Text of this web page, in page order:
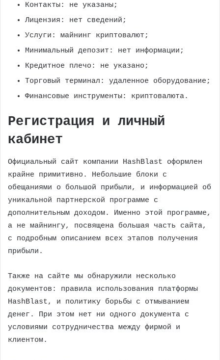
Контакты: не указаны;
Лицензия: нет сведений;
Услуги: майнинг криптовалют;
Минимальный депозит: нет информации;
Кредитное плечо: не указано;
Торговый терминал: удаленное оборудование;
Финансовые инструменты: криптовалюта.
Регистрация и личный
кабинет
Официальный сайт компании HashBlast оформлен
крайне примитивно. Небольшие блоки с
обещаниями о большой прибыли, и информацией об
уникальной партнерской программе с
дополнительным доходом. Именно этой программе,
а не майнингу, посвящена большая часть сайта,
с подробным описанием всех этапов получения
прибыли.
Также на сайте мы обнаружили несколько
документов: правила использования платформы
HashBlast, и политику борьбы с отмыванием
денег. При этом нет ни одного документа с
условиями сотрудничества между фирмой и
клиентом.